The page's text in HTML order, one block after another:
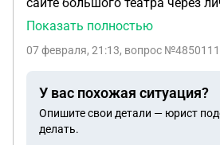
билеты на спектакль себе и
использовались мои
не смогу. До спектакля 12
отказался вернуть мне
что могут только лично в
Показать полностью
07 февраля, 21:13, вопрос
У вас похожая ситуация?
Опишите свои детали — юрист
делать.